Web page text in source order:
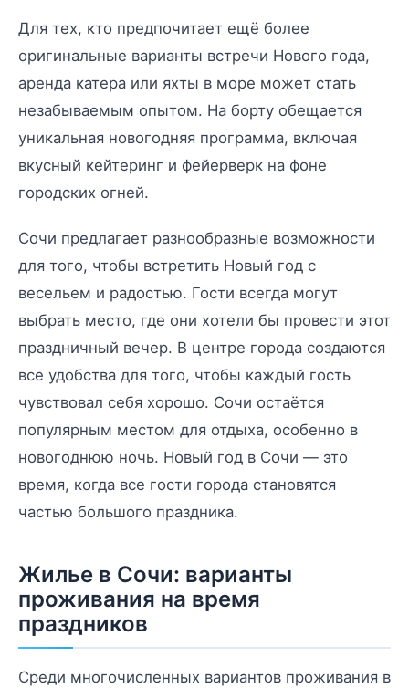
Для тех, кто предпочитает ещё более
оригинальные варианты встречи Нового года,
аренда катера или яхты в море может стать
незабываемым опытом. На борту обещается
уникальная новогодняя программа, включая
вкусный кейтеринг и фейерверк на фоне
городских огней.
Сочи предлагает разнообразные возможности
для того, чтобы встретить Новый год с
весельем и радостью. Гости всегда могут
выбрать место, где они хотели бы провести этот
праздничный вечер. В центре города создаются
все удобства для того, чтобы каждый гость
чувствовал себя хорошо. Сочи остаётся
популярным местом для отдыха, особенно в
новогоднюю ночь. Новый год в Сочи — это
время, когда все гости города становятся
частью большого праздника.
Жилье в Сочи: варианты
проживания на время
праздников
Среди многочисленных вариантов проживания в